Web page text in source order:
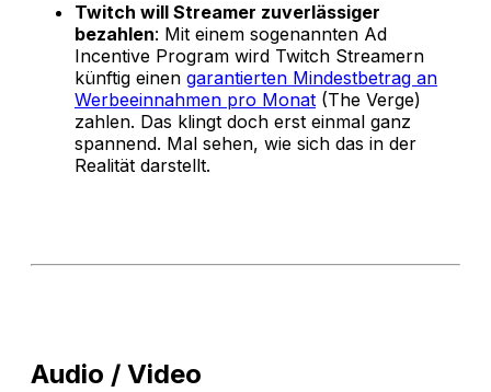
Twitch will Streamer zuverlässiger
bezahlen: Mit einem sogenannten Ad
Incentive Program wird Twitch Streamern
künftig einen garantierten Mindestbetrag an
Werbeeinnahmen pro Monat (The Verge)
zahlen. Das klingt doch erst einmal ganz
spannend. Mal sehen, wie sich das in der
Realität darstellt.
Audio / Video